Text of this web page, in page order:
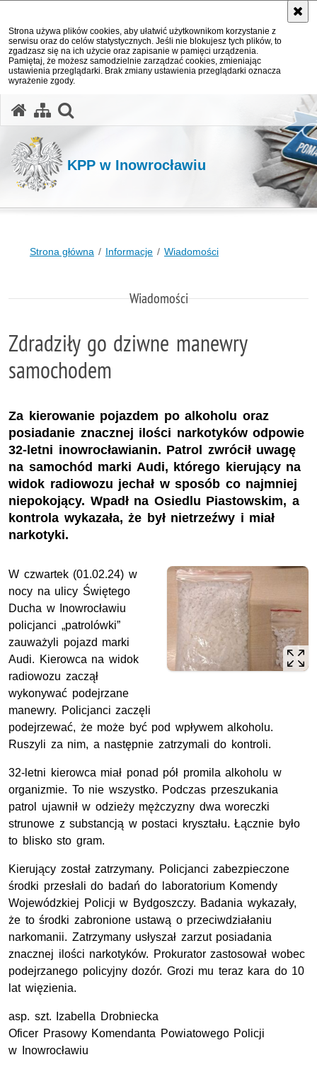
Strona używa plików cookies, aby ułatwić użytkownikom korzystanie z
serwisu oraz do celów statystycznych. Jeśli nie blokujesz tych plików, to
zgadzasz się na ich użycie oraz zapisanie w pamięci urządzenia.
Pamiętaj, że możesz samodzielnie zarządzać cookies, zmieniając
ustawienia przeglądarki. Brak zmiany ustawienia przeglądarki oznacza
wyrażenie zgody.
KPP w Inowrocławiu
Strona główna Informacje Wiadomości
Wiadomości
Zdradziły go dziwne manewry
samochodem
Za kierowanie pojazdem po alkoholu oraz
posiadanie znacznej ilości narkotyków odpowie
32-letni inowrocławianin. Patrol zwrócił uwagę
na samochód marki Audi, którego kierujący na
widok radiowozu jechał w sposób co najmniej
niepokojący. Wpadł na Osiedlu Piastowskim, a
kontrola wykazała, że był nietrzeźwy i miał
narkotyki.
W czwartek (01.02.24) w
nocy na ulicy Świętego
Ducha w Inowrocławiu
policjanci „patrolówki”
zauważyli pojazd marki
Audi. Kierowca na widok
radiowozu zaczął
wykonywać podejrzane
manewry. Policjanci zaczęli
podejrzewać, że może być pod wpływem alkoholu.
Ruszyli za nim, a następnie zatrzymali do kontroli.
32-letni kierowca miał ponad pół promila alkoholu w
organizmie. To nie wszystko. Podczas przeszukania
patrol ujawnił w odzieży mężczyzny dwa woreczki
strunowe z substancją w postaci kryształu. Łącznie było
to blisko sto gram.
Kierujący został zatrzymany. Policjanci zabezpieczone
środki przesłali do badań do laboratorium Komendy
Wojewódzkiej Policji w Bydgoszczy. Badania wykazały,
że to środki zabronione ustawą o przeciwdziałaniu
narkomanii. Zatrzymany usłyszał zarzut posiadania
znacznej ilości narkotyków. Prokurator zastosował wobec
podejrzanego policyjny dozór. Grozi mu teraz kara do 10
lat więzienia.
asp. szt. Izabella Drobniecka
Oficer Prasowy Komendanta Powiatowego Policji
w Inowrocławiu